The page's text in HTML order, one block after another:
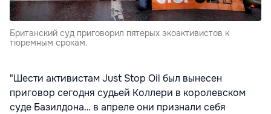
Британский суд приговорил пятерых экоактивистов к
тюремным срокам.
"Шести активистам Just Stop Oil был вынесен
приговор сегодня судьей Коллери в королевском
суде Базилдона… в апреле они признали себя